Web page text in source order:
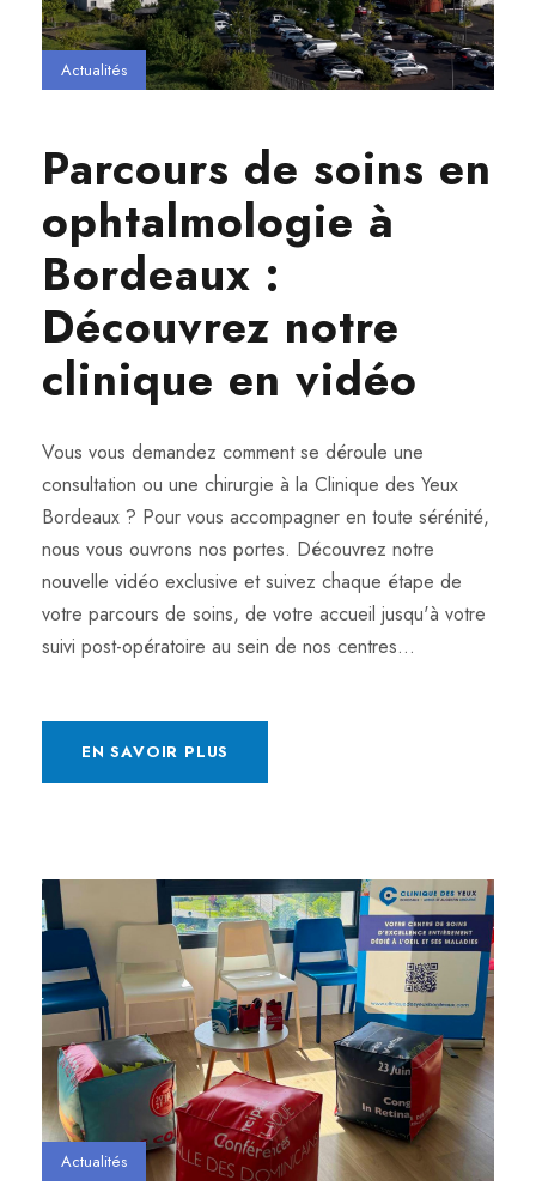
Actualités
Parcours de soins en
ophtalmologie à
Bordeaux :
Découvrez notre
clinique en vidéo
Vous vous demandez comment se déroule une
consultation ou une chirurgie à la Clinique des Yeux
Bordeaux ? Pour vous accompagner en toute sérénité,
nous vous ouvrons nos portes. Découvrez notre
nouvelle vidéo exclusive et suivez chaque étape de
votre parcours de soins, de votre accueil jusqu'à votre
suivi post-opératoire au sein de nos centres...
EN SAVOIR PLUS
Actualités